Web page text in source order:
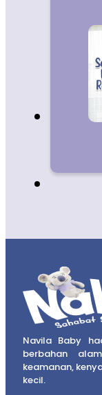
Navila Baby
berbahan
keamanan,
kecil.